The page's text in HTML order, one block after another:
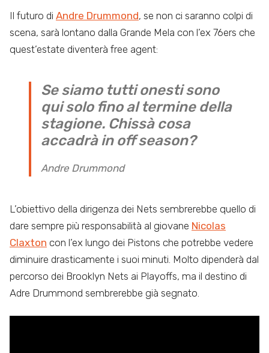
Il futuro di Andre Drummond, se non ci saranno colpi di
scena, sarà lontano dalla Grande Mela con l’ex 76ers che
quest’estate diventerà free agent:
Se siamo tutti onesti sono
qui solo fino al termine della
stagione. Chissà cosa
accadrà in off season?
Andre Drummond
L’obiettivo della dirigenza dei Nets sembrerebbe quello di
dare sempre più responsabilità al giovane Nicolas
Claxton con l’ex lungo dei Pistons che potrebbe vedere
diminuire drasticamente i suoi minuti. Molto dipenderà dal
percorso dei Brooklyn Nets ai Playoffs, ma il destino di
Adre Drummond sembrerebbe già segnato.